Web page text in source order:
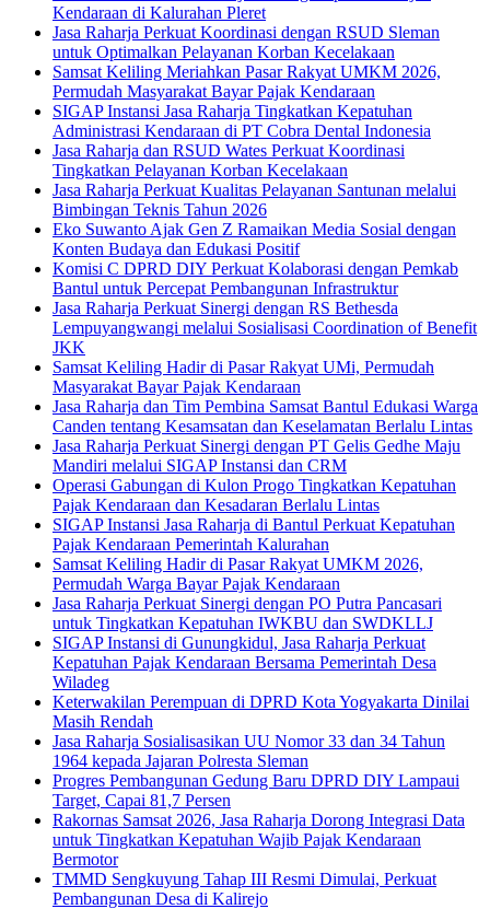
Kendaraan di Kalurahan Pleret
Jasa Raharja Perkuat Koordinasi dengan RSUD Sleman
untuk Optimalkan Pelayanan Korban Kecelakaan
Samsat Keliling Meriahkan Pasar Rakyat UMKM 2026,
Permudah Masyarakat Bayar Pajak Kendaraan
SIGAP Instansi Jasa Raharja Tingkatkan Kepatuhan
Administrasi Kendaraan di PT Cobra Dental Indonesia
Jasa Raharja dan RSUD Wates Perkuat Koordinasi
Tingkatkan Pelayanan Korban Kecelakaan
Jasa Raharja Perkuat Kualitas Pelayanan Santunan melalui
Bimbingan Teknis Tahun 2026
Eko Suwanto Ajak Gen Z Ramaikan Media Sosial dengan
Konten Budaya dan Edukasi Positif
Komisi C DPRD DIY Perkuat Kolaborasi dengan Pemkab
Bantul untuk Percepat Pembangunan Infrastruktur
Jasa Raharja Perkuat Sinergi dengan RS Bethesda
Lempuyangwangi melalui Sosialisasi Coordination of Benefit
JKK
Samsat Keliling Hadir di Pasar Rakyat UMi, Permudah
Masyarakat Bayar Pajak Kendaraan
Jasa Raharja dan Tim Pembina Samsat Bantul Edukasi Warga
Canden tentang Kesamsatan dan Keselamatan Berlalu Lintas
Jasa Raharja Perkuat Sinergi dengan PT Gelis Gedhe Maju
Mandiri melalui SIGAP Instansi dan CRM
Operasi Gabungan di Kulon Progo Tingkatkan Kepatuhan
Pajak Kendaraan dan Kesadaran Berlalu Lintas
SIGAP Instansi Jasa Raharja di Bantul Perkuat Kepatuhan
Pajak Kendaraan Pemerintah Kalurahan
Samsat Keliling Hadir di Pasar Rakyat UMKM 2026,
Permudah Warga Bayar Pajak Kendaraan
Jasa Raharja Perkuat Sinergi dengan PO Putra Pancasari
untuk Tingkatkan Kepatuhan IWKBU dan SWDKLLJ
SIGAP Instansi di Gunungkidul, Jasa Raharja Perkuat
Kepatuhan Pajak Kendaraan Bersama Pemerintah Desa
Wiladeg
Keterwakilan Perempuan di DPRD Kota Yogyakarta Dinilai
Masih Rendah
Jasa Raharja Sosialisasikan UU Nomor 33 dan 34 Tahun
1964 kepada Jajaran Polresta Sleman
Progres Pembangunan Gedung Baru DPRD DIY Lampaui
Target, Capai 81,7 Persen
Rakornas Samsat 2026, Jasa Raharja Dorong Integrasi Data
untuk Tingkatkan Kepatuhan Wajib Pajak Kendaraan
Bermotor
TMMD Sengkuyung Tahap III Resmi Dimulai, Perkuat
Pembangunan Desa di Kalirejo